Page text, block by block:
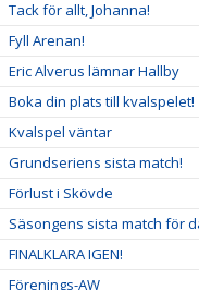
Tack för allt, Johanna!
Fyll Arenan!
Eric Alverus lämnar Hallby
Boka din plats till kvalspelet!
Kvalspel väntar
Grundseriens sista match!
Förlust i Skövde
Säsongens sista match för
FINALKLARA IGEN!
Förenings-AW